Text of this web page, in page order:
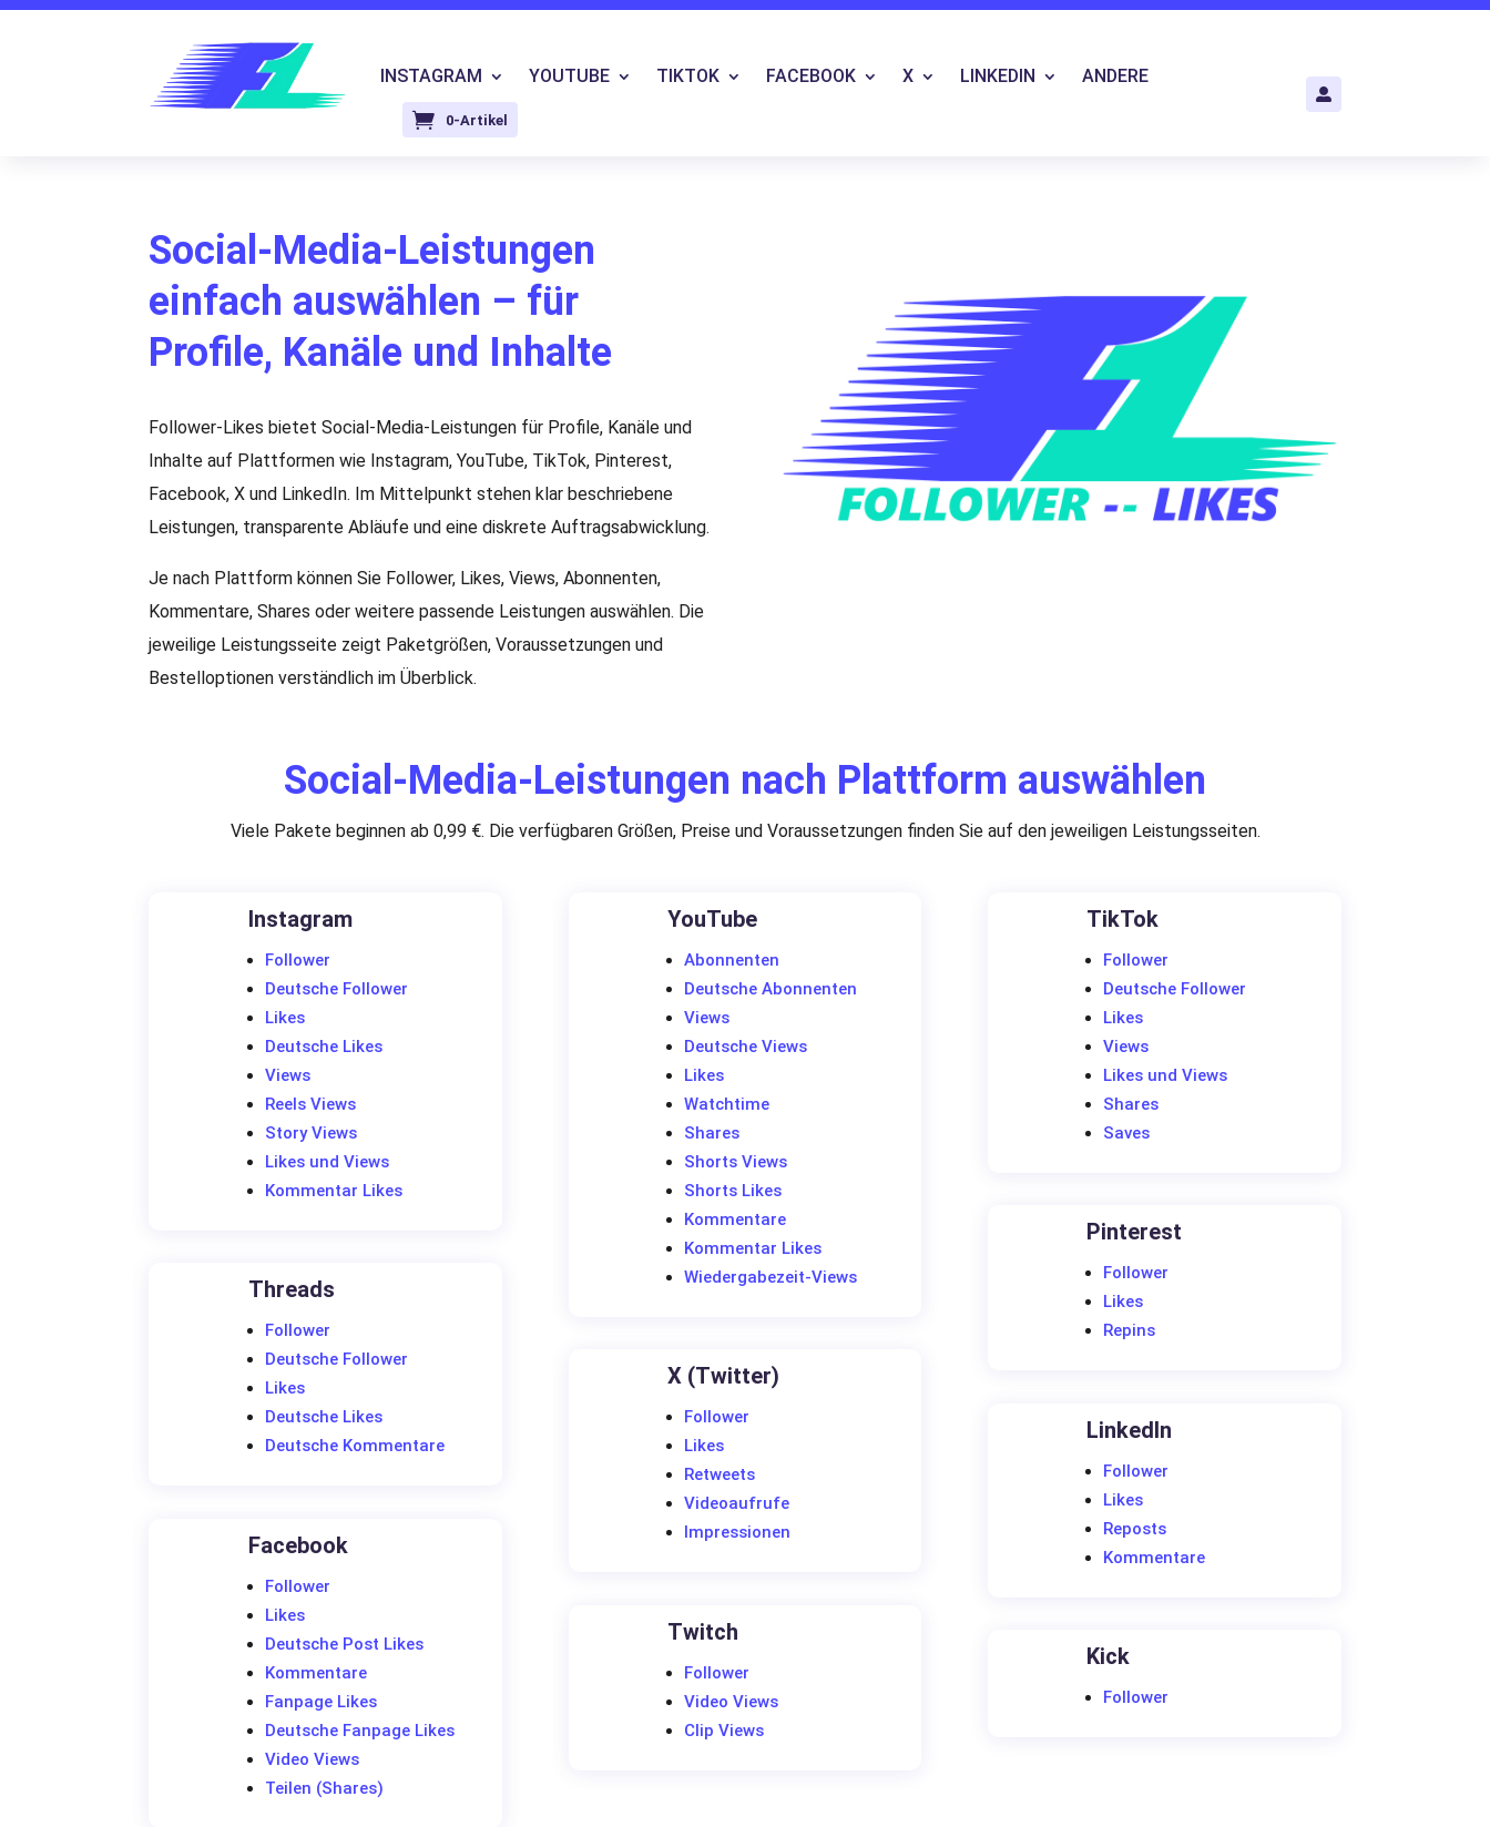
INSTAGRAM YOUTUBE TIKTOK FACEBOOK X LINKEDIN ANDERE
0-Artikel

Social-Media-Leistungen
einfach auswählen – für
Profile, Kanäle und Inhalte
Follower-Likes bietet Social-Media-Leistungen für Profile, Kanäle und
Inhalte auf Plattformen wie Instagram, YouTube, TikTok, Pinterest,
Facebook, X und LinkedIn. Im Mittelpunkt stehen klar beschriebene
Leistungen, transparente Abläufe und eine diskrete Auftragsabwicklung.
Je nach Plattform können Sie Follower, Likes, Views, Abonnenten,
Kommentare, Shares oder weitere passende Leistungen auswählen. Die
jeweilige Leistungsseite zeigt Paketgrößen, Voraussetzungen und
Bestelloptionen verständlich im Überblick.
Social-Media-Leistungen nach Plattform auswählen
Viele Pakete beginnen ab 0,99 €. Die verfügbaren Größen, Preise und Voraussetzungen finden Sie auf den jeweiligen Leistungsseiten.
Instagram
Follower
Deutsche Follower
Likes
Deutsche Likes
Views
Reels Views
Story Views
Likes und Views
Kommentar Likes
Threads
Follower
Deutsche Follower
Likes
Deutsche Likes
Deutsche Kommentare
Facebook
Follower
Likes
Deutsche Post Likes
Kommentare
Fanpage Likes
Deutsche Fanpage Likes
Video Views
Teilen (Shares)
YouTube
Abonnenten
Deutsche Abonnenten
Views
Deutsche Views
Likes
Watchtime
Shares
Shorts Views
Shorts Likes
Kommentare
Kommentar Likes
Wiedergabezeit-Views
X (Twitter)
Follower
Likes
Retweets
Videoaufrufe
Impressionen
Twitch
Follower
Video Views
Clip Views
TikTok
Follower
Deutsche Follower
Likes
Views
Likes und Views
Shares
Saves
Pinterest
Follower
Likes
Repins
LinkedIn
Follower
Likes
Reposts
Kommentare
Kick
Follower